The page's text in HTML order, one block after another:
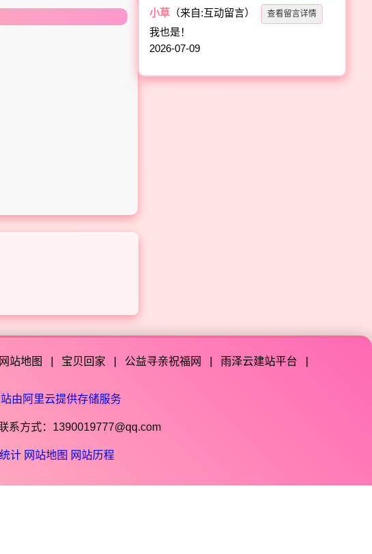
小草 （来自:互动留言） 查看留言详情
我也是！
2026-07-09
网站地图 宝贝回家 公益寻亲祝福网 雨泽云建站平台
由阿里云提供存储服务
系方式：1390019777@qq.com
计 网站地图 网站历程